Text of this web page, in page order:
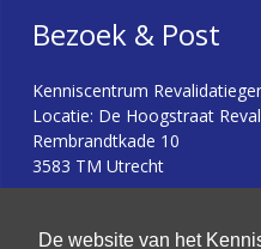
De website van het
Bezoek & Post
Kenniscentrum
Locatie: De Hoogstraat
Rembrandtkade 10
3583 TM Utrecht